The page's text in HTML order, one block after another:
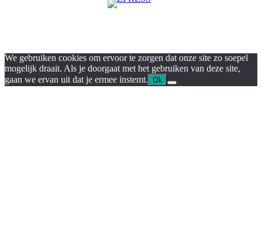
We gebruiken cookies om ervoor te zorgen dat onze site zo soepel
mogelijk draait. Als je doorgaat met het gebruiken van deze site,
gaan we ervan uit dat je ermee instemt. Ok